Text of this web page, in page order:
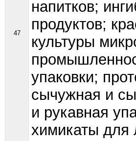
47
напитков;
продуктов;
культуры
упаковки;
сычужная и
и рукавная
химикаты для